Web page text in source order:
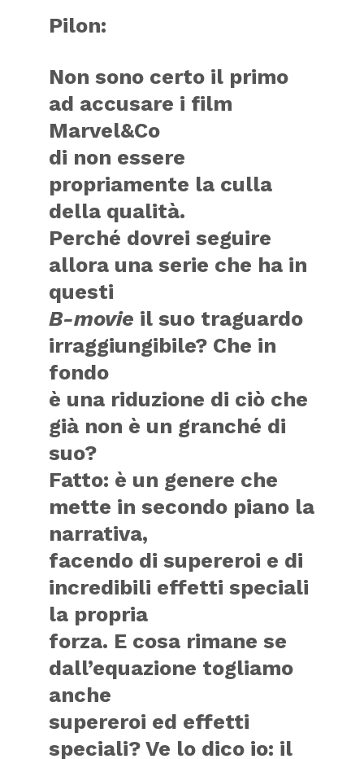
Pilon:
Non sono certo il primo
ad accusare i film
Marvel&Co
di non essere
propriamente la culla
della qualità.
Perché dovrei seguire
allora una serie che ha in
questi
B-movie il suo traguardo
irraggiungibile? Che in
fondo
è una riduzione di ciò che
già non è un granché di
suo?
Fatto: è un genere che
mette in secondo piano la
narrativa,
facendo di supereroi e di
incredibili effetti speciali
la propria
forza. E cosa rimane se
dall’equazione togliamo
anche
supereroi ed effetti
speciali? Ve lo dico io: il